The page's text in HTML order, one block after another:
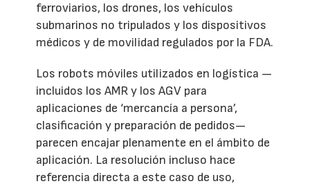
ferroviarios, los drones, los vehículos
submarinos no tripulados y los dispositivos
médicos y de movilidad regulados por la FDA.
Los robots móviles utilizados en logística —
incluidos los AMR y los AGV para
aplicaciones de ‘mercancía a persona’,
clasificación y preparación de pedidos—
parecen encajar plenamente en el ámbito de
aplicación. La resolución incluso hace
referencia directa a este caso de uso,